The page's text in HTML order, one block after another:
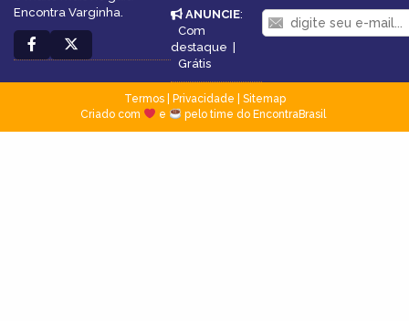
Encontra Varginha.
ANUNCIE:
Com
destaque |
Grátis
Termos| Privacidade
Sitemap
Criado com
e pelo time do EncontraBrasil